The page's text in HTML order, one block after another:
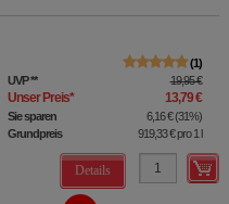
1
UVP** 19,95 €
Unser Preis* 13,79 €
Sie sparen 6,16 €(31%)
Grundpreis
919,33 €pro 1 l
Details